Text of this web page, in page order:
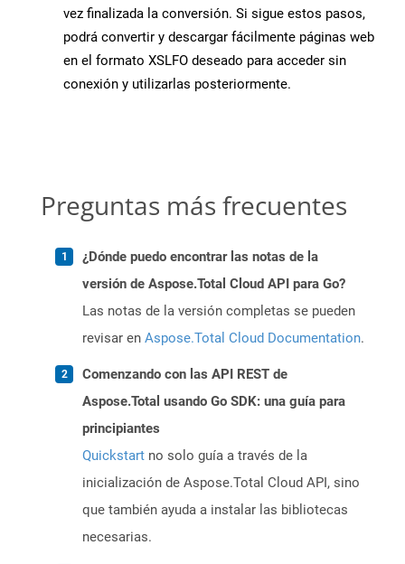
vez finalizada la conversión. Si sigue estos pasos,
podrá convertir y descargar fácilmente páginas web
en el formato XSLFO deseado para acceder sin
conexión y utilizarlas posteriormente.
Preguntas más frecuentes
¿Dónde puedo encontrar las notas de la
versión de Aspose.Total Cloud API para Go?
Las notas de la versión completas se pueden
revisar en Aspose.Total Cloud Documentation.
Comenzando con las API REST de
Aspose.Total usando Go SDK: una guía para
principiantes
Quickstart no solo guía a través de la
inicialización de Aspose.Total Cloud API, sino
que también ayuda a instalar las bibliotecas
necesarias.